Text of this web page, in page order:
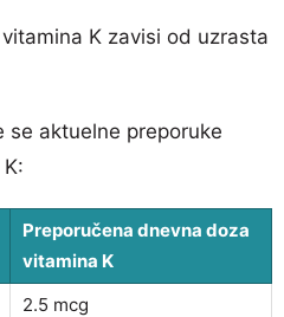
K zavisi od uzrasta
se aktuelne preporuke
Preporučena dnevna doza
vitamina K
2.5 mcg